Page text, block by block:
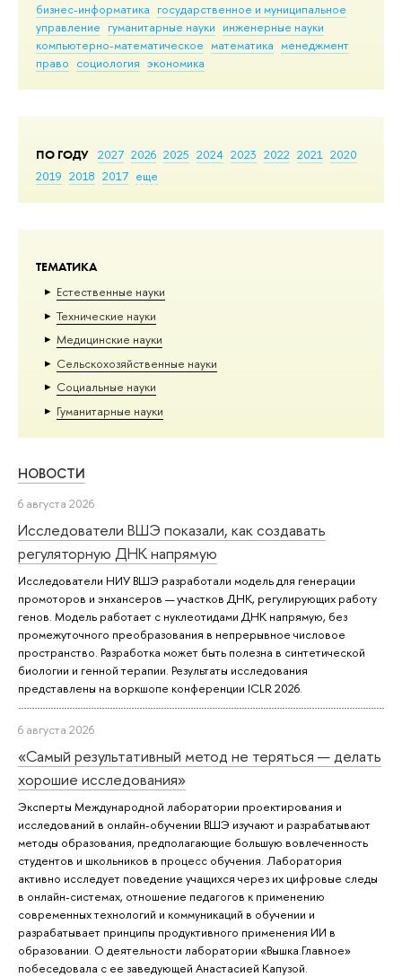
бизнес-информатика государственное и муниципальное
управление гуманитарные науки инженерные науки
компьютерно-математическое математика менеджмент
право социология экономика
ПО ГОДУ 2027 2026 2025 2024 2023 2022 2021 2020
2019 2018 2017 еще
ТЕМАТИКА
Естественные науки
Тех­ничес­кие науки
Медицинские науки
Сельскохозяйственные науки
Социальные науки
Гуманитарные науки
НОВОСТИ
6 августа 2026
Исследователи ВШЭ показали, как создавать
регуляторную ДНК напрямую
Исследователи НИУ ВШЭ разработали модель для генерации
промоторов и энхансеров — участков ДНК, регулирующих работу
генов. Модель работает с нуклеотидами ДНК напрямую, без
промежуточного преобразования в непрерывное числовое
пространство. Разработка может быть полезна в синтетической
биологии и генной терапии. Результаты исследования
представлены на воркшопе конференции ICLR 2026.
6 августа 2026
«Самый результативный метод не теряться — делать
хорошие исследования»
Эксперты Международной лаборатории проектирования и
исследований в онлайн-обучении ВШЭ изучают и разрабатывают
методы образования, предполагающие большую вовлеченность
студентов и школьников в процесс обучения. Лаборатория
активно исследует поведение учащихся через их цифровые следы
в онлайн-системах, отношение педагогов к применению
современных технологий и коммуникаций в обучении и
разрабатывает принципы продуктивного применения ИИ в
образовании. О деятельности лаборатории «Вышка.Главное»
побеседовала с ее заведующей Анастасией Капузой.